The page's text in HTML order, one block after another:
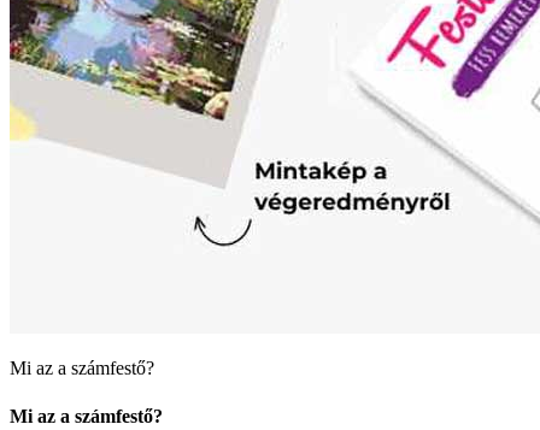
Mi az a számfestő?
Mi az a számfestő?